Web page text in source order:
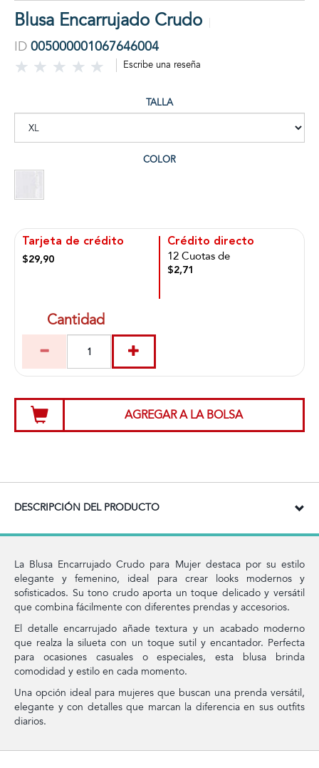
Blusa Encarrujado Crudo
ID 005000001067646004
Escribe una reseña
TALLA
COLOR
Tarjeta de crédito
$29,90
Crédito directo
12 Cuotas de
$2,71
Cantidad
AGREGAR A LA BOLSA
DESCRIPCIÓN DEL PRODUCTO
La Blusa Encarrujado Crudo para Mujer destaca por su estilo
elegante y femenino, ideal para crear looks modernos y
sofisticados. Su tono crudo aporta un toque delicado y versátil
que combina fácilmente con diferentes prendas y accesorios.
El detalle encarrujado añade textura y un acabado moderno
que realza la silueta con un toque sutil y encantador. Perfecta
para ocasiones casuales o especiales, esta blusa brinda
comodidad y estilo en cada momento.
Una opción ideal para mujeres que buscan una prenda versátil,
elegante y con detalles que marcan la diferencia en sus outfits
diarios.